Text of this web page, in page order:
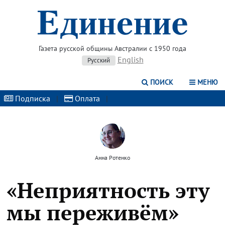
Газета русской общины Австралии с 1950 года
Русский English
ПОИСК МЕНЮ
Подписка | Оплата |
Анна Ротенко
«Неприятность эту
мы переживём»